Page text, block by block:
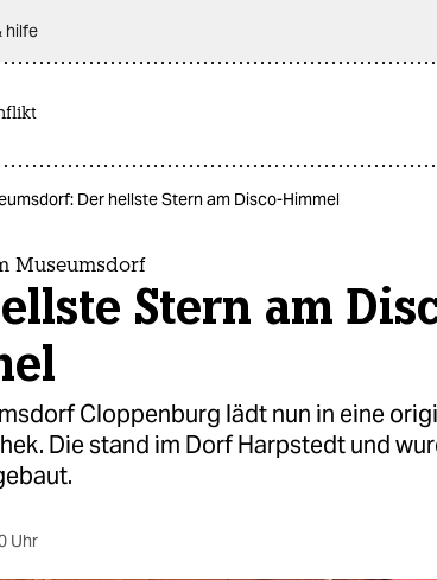
hilfe
Der hellste Stern am Disco-Himmel
Museumsdorf
Stern am
Cloppenburg lädt nun in eine
Die stand im Dorf Harp­stedt und
Uhr